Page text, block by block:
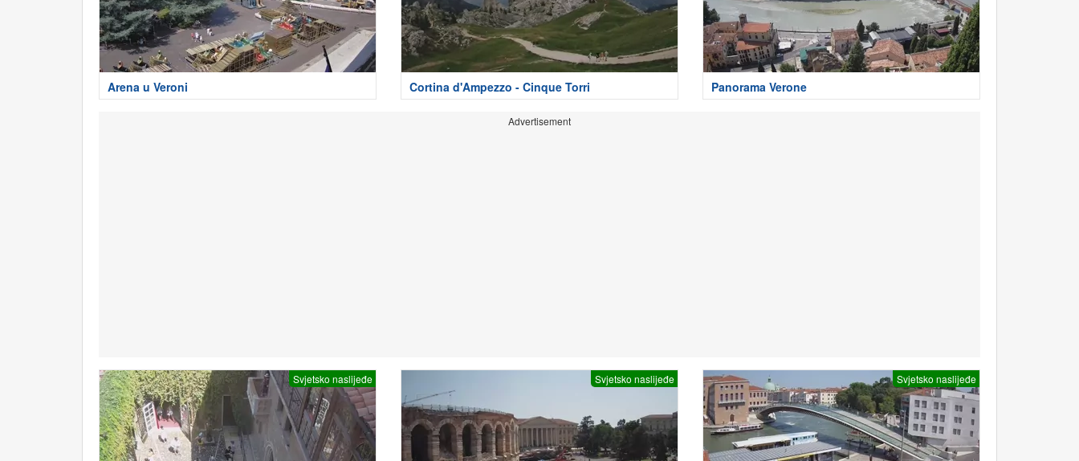
Arena u Veroni Cortina d'Ampezzo - Cinque Torri Panorama Verone
Advertisement
Svjetsko naslijeđe Svjetsko naslijeđe Svjetsko naslijeđe